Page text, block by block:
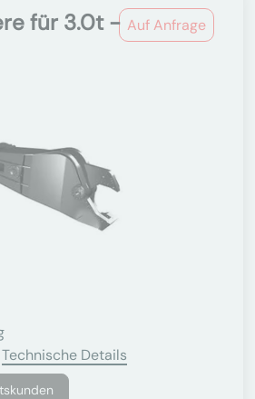
Auf Anfrage
für 3.0t -
Technische Details